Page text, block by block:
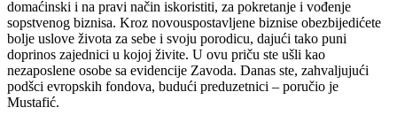
domaćinski i na pravi način iskoristiti, za pokretanje i vođenje
sopstvenog biznisa. Kroz novouspostavljene biznise obezbijedićete
bolje uslove života za sebe i svoju porodicu, dajući tako puni
doprinos zajednici u kojoj živite. U ovu priču ste ušli kao
nezaposlene osobe sa evidencije Zavoda. Danas ste, zahvaljujući
podšci evropskih fondova, budući preduzetnici – poručio je
Mustafić.